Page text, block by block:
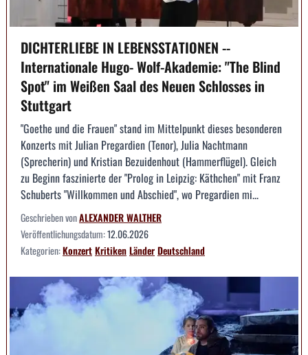
DICHTERLIEBE IN LEBENSSTATIONEN --
Internationale Hugo- Wolf-Akademie: "The Blind
Spot" im Weißen Saal des Neuen Schlosses in
Stuttgart
"Goethe und die Frauen" stand im Mittelpunkt dieses besonderen
Konzerts mit Julian Pregardien (Tenor), Julia Nachtmann
(Sprecherin) und Kristian Bezuidenhout (Hammerflügel). Gleich
zu Beginn faszinierte der "Prolog in Leipzig: Käthchen" mit Franz
Schuberts "Willkommen und Abschied", wo Pregardien mi...
Geschrieben vonALEXANDER WALTHER
Veröffentlichungsdatum:12.06.2026
Kategorien:KonzertKritikenLänderDeutschland